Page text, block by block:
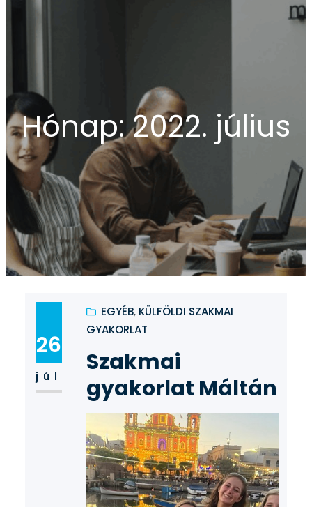
Hónap:2022. július
26
júl
EGYÉB, KÜLFÖLDI SZAKMAI
GYAKORLAT
Szakmai
gyakorlat Máltán